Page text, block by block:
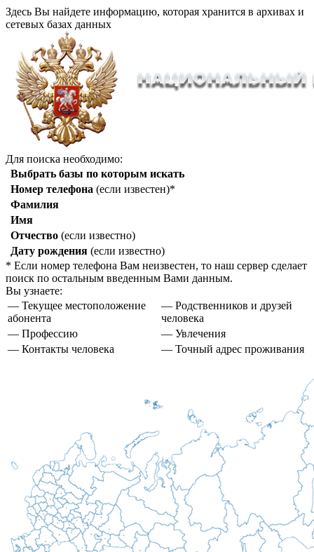
Здесь Вы найдете информацию, которая хранится в архивах и
сетевых базах данных
Для поиска необходимо:
Выбрать базы по которым искать
Номер телефона (если известен)*
Фамилия
Имя
Отчество (если известно)
Дату рождения (если известно)
* Если номер телефона Вам неизвестен, то наш сервер сделает
поиск по остальным введенным Вами данным.
Вы узнаете:
— Текущее местоположение
абонента
— Родственников и друзей
человека
— Профессию
— Увлечения
— Контакты человека
— Точный адрес проживания